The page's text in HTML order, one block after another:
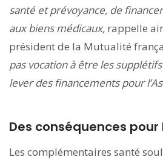
santé et prévoyance, de
aux biens médicaux, rappelle
président de la Mutualité
pas vocation à être les
lever des financements pour
Des conséquences pour
Les complémentaires santé